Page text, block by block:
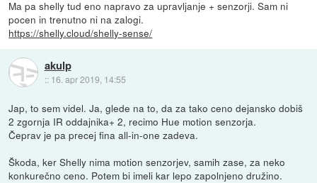
Ma pa shelly tud eno napravo za upravljanje + senzorji. Sam ni
pocen in trenutno ni na zalogi.
https://shelly.cloud/shelly-sense/
akulp
:: 16. apr 2019, 14:55
Jap, to sem videl. Ja, glede na to, da za tako ceno dejansko dobiš
2 zgornja IR oddajnika+ 2, recimo Hue motion senzorja.
Čeprav je pa precej fina all-in-one zadeva.
Škoda, ker Shelly nima motion senzorjev, samih zase, za neko
konkurečno ceno. Potem bi imeli kar lepo zapolnjeno družino.